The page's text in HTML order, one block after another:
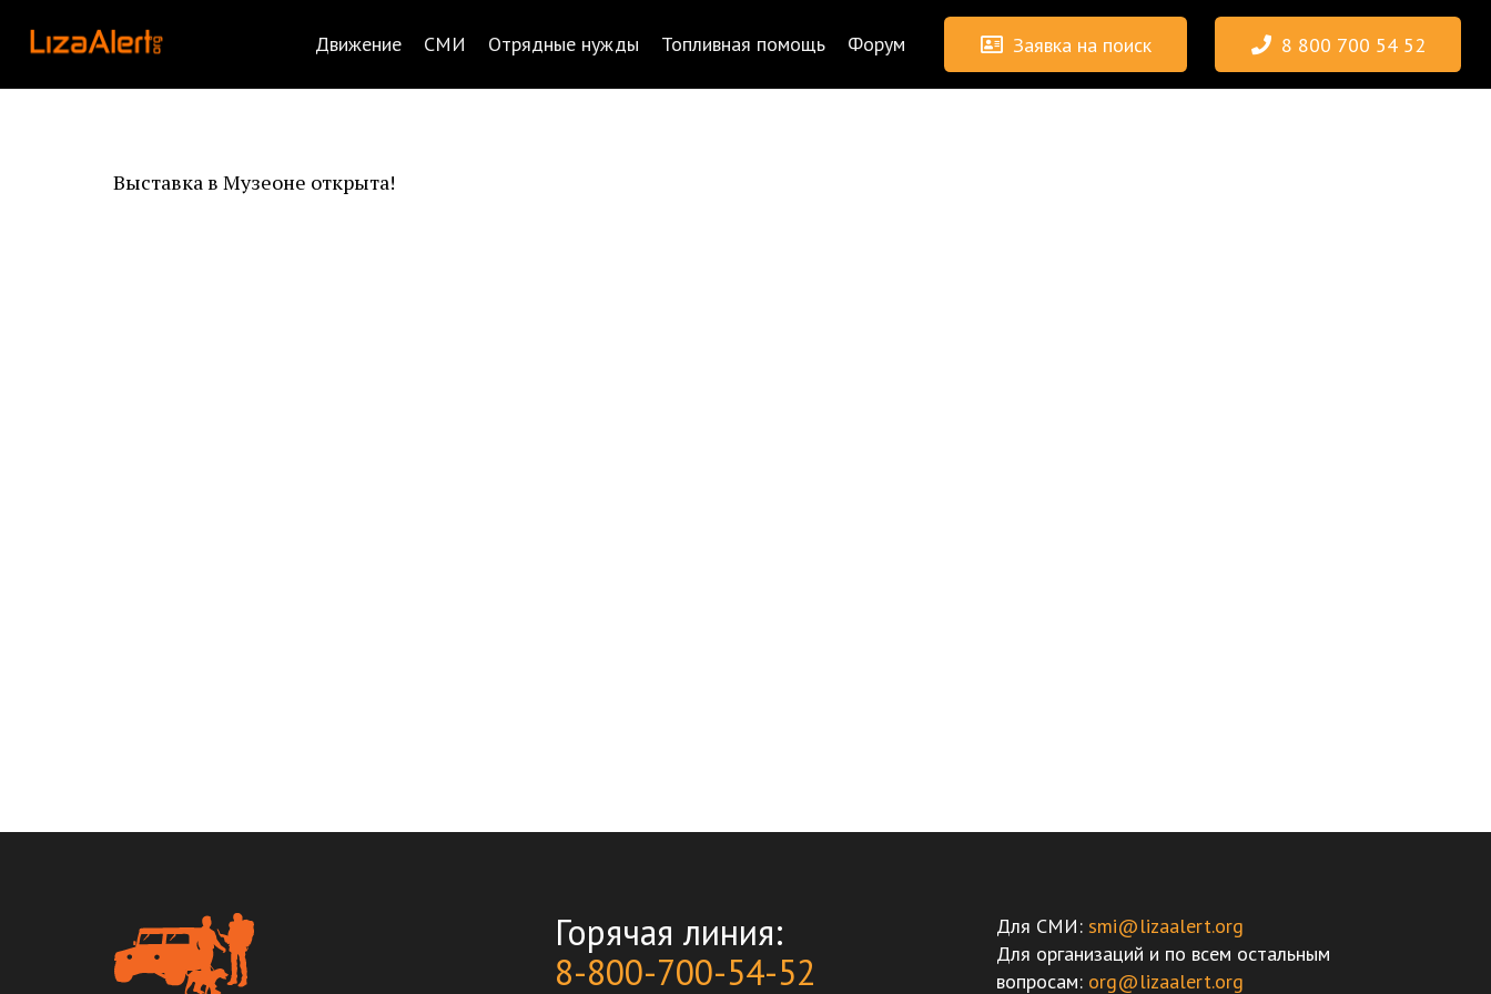
Движение СМИ Отрядные нужды Топливная помощь Форум Заявка на поиск 8 800 700 54 52
Выставка в Музеоне открыта!
Горячая линия:
8-800-700-54-52
Для СМИ: smi@lizaalert.org
Для организаций и по всем остальным
вопросам: org@lizaalert.org